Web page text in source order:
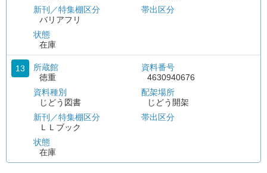
新刊／特集棚区分
バリアフリ
状態
在庫
帯出区分
13
所蔵館
徳重
資料種別
じどう図書
新刊／特集棚区分
ＬＬブック
状態
在庫
資料番号
4630940676
配架場所
じどう開架
帯出区分